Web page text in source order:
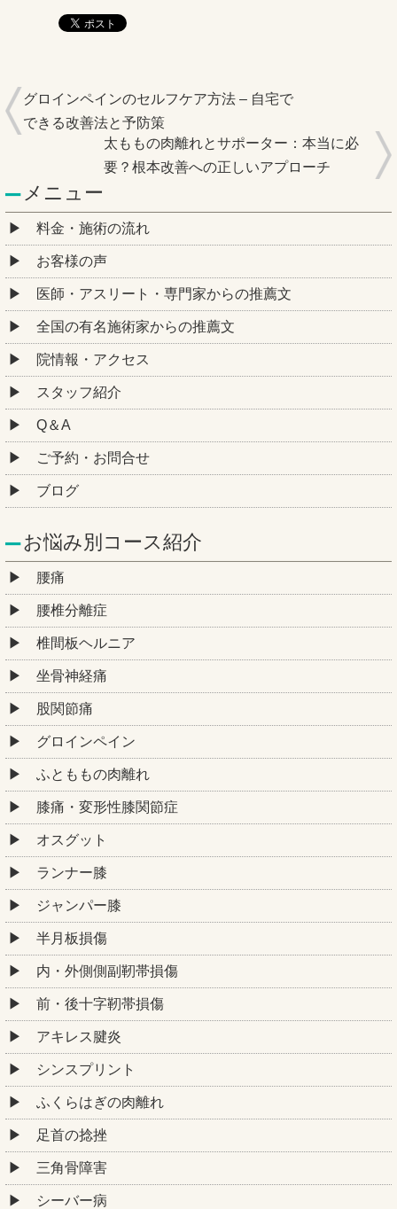
グロインペインのセルフケア方法 – 自宅で
できる改善法と予防策
太ももの肉離れとサポーター：本当に必
要？根本改善への正しいアプローチ
メニュー
料金・施術の流れ
お客様の声
医師・アスリート・専門家からの推薦文
全国の有名施術家からの推薦文
院情報・アクセス
スタッフ紹介
Q＆A
ご予約・お問合せ
ブログ
お悩み別コース紹介
腰痛
腰椎分離症
椎間板ヘルニア
坐骨神経痛
股関節痛
グロインペイン
ふとももの肉離れ
膝痛・変形性膝関節症
オスグット
ランナー膝
ジャンパー膝
半月板損傷
内・外側側副靭帯損傷
前・後十字靭帯損傷
アキレス腱炎
シンスプリント
ふくらはぎの肉離れ
足首の捻挫
三角骨障害
シーバー病